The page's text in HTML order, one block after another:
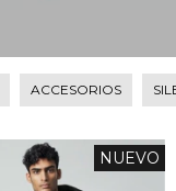
ACCESORIOS
NUEVO